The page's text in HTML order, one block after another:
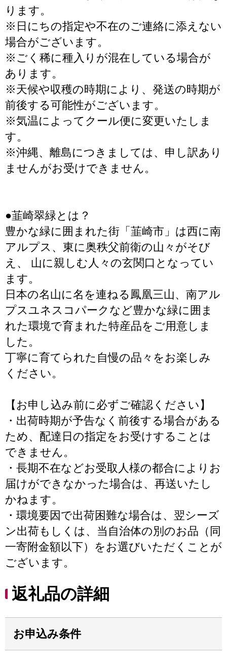
ります。
※日にちの指定や不在のご連絡に添えない
場合がございます。
※ごく稀に種入りが混在している場合が
あります。
※天候や収穫の時期により、発送の時期が
前後する可能性がございます。
※気温によってクール便に変更いたしま
す。
※沖縄、離島につきましては、申し訳あり
ませんがお受けできません。
●韮崎翠緑とは？
豊かな緑に囲まれた街「韮崎市」は西に南
アルプス、東に奥秩父前衛の山々がそび
え、 山に親しむ人々の玄関口となってい
ます。
日本の名山に名を連ねる鳳凰三山、南アル
プスユネスコパークなど豊かな緑に囲ま
れた環境で育まれた特産品をご用意しま
した。
丁寧に育てられた自慢の品々をお楽しみ
ください。
【お申し込み前に必ずご確認ください】
・出荷時期が予告なく前後する場合がある
ため、配達日の指定をお受けすることは
できません。
・長期不在などお受取人様の都合によりお
届けができなかった場合は、再送いたし
かねます。
・環境要因で出荷困難な場合は、翌シーズ
ン出荷もしくは、当自治体の別のお品（同
一寄附金額以下）をお選びいただくことが
ございます。
返礼品の詳細
お申込み条件